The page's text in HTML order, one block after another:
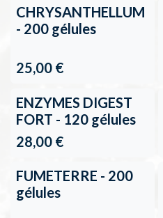
En rupture de stock
CHRYSANTHELLUM
- 200 gélules
25,00 €
ENZYMES DIGEST
FORT - 120 gélules
28,00 €
FUMETERRE - 200
gélules